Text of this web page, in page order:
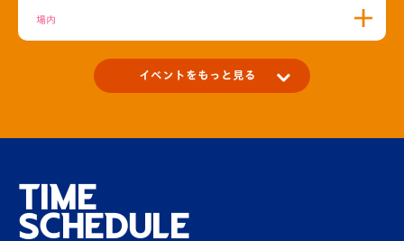
場内
イベントをもっと見る
楽しく飲んで！今夜はルヴァンパーティー！
TIME
SCHEDULE